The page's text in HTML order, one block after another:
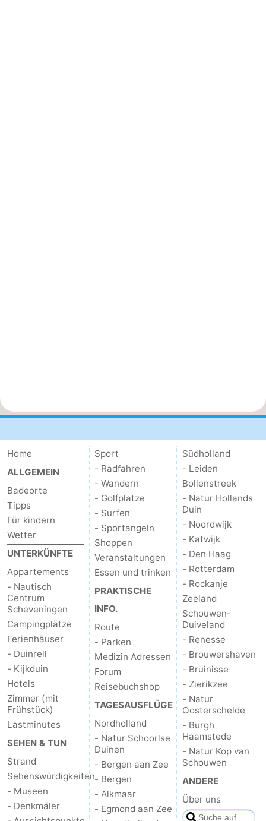
Home
ALLGEMEIN
Badeorte
Tipps
Für kindern
Wetter
UNTERKÜNFTE
Appartements
- Nautisch
Centrum
Scheveningen
Campingplätze
Ferienhäuser
- Duinrell
- Kijkduin
Hotels
Zimmer (mit
Frühstück)
Lastminutes
SEHEN & TUN
Strand
Sehenswürdigkeiten
- Museen
- Denkmäler
Sport
- Radfahren
- Wandern
- Golfplatze
- Surfen
- Sportangeln
Shoppen
Veranstaltungen
Essen und trinken
PRAKTISCHE
INFO.
Route
- Parken
Medizin Adressen
Forum
Reisebuchshop
TAGESAUSFLÜGE
Nordholland
- Natur Schoorlse
Duinen
- Bergen aan Zee
- Bergen
- Alkmaar
- Egmond aan Zee
Südholland
- Leiden
Bollenstreek
- Natur Hollands
Duin
- Noordwijk
- Katwijk
- Den Haag
- Rotterdam
- Rockanje
Zeeland
Schouwen-
Duiveland
- Renesse
- Brouwershaven
- Bruinisse
- Zierikzee
- Natur
Oosterschelde
- Burgh
Haamstede
- Natur Kop van
Schouwen
ANDERE
Über uns